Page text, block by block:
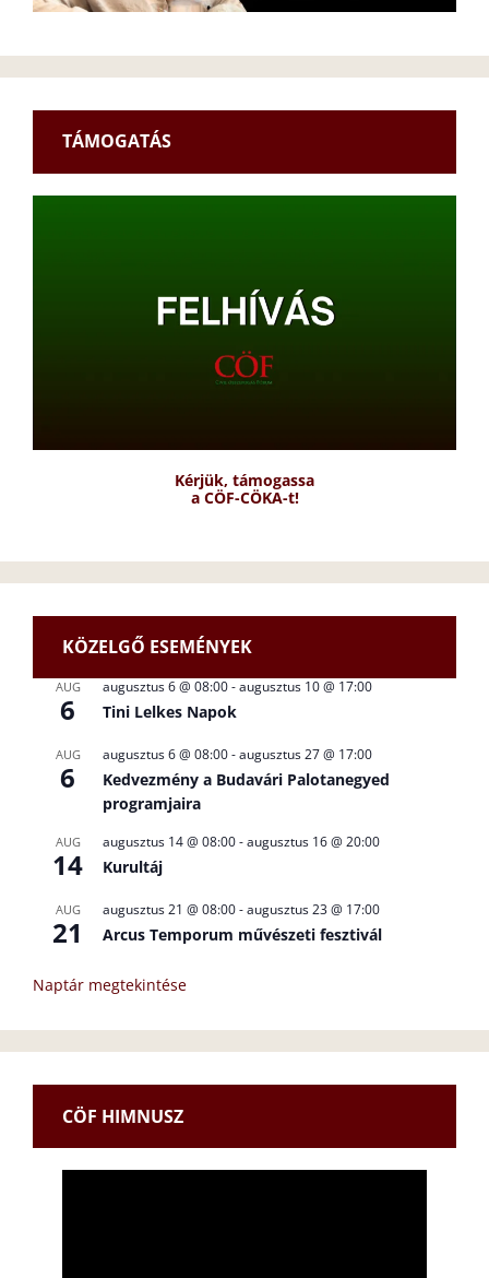
TÁMOGATÁS
Kérjük, támogassa
a CÖF-CÖKA-t!
KÖZELGŐ ESEMÉNYEK
AUG
6
augusztus 6 @ 08:00-augusztus 10 @ 17:00
Tini Lelkes Napok
AUG
6
augusztus 6 @ 08:00-augusztus 27 @ 17:00
Kedvezmény a Budavári Palotanegyed
programjaira
AUG
14
augusztus 14 @ 08:00-augusztus 16 @ 20:00
Kurultáj
AUG
21
augusztus 21 @ 08:00-augusztus 23 @ 17:00
Arcus Temporum művészeti fesztivál
Naptár megtekintése
CÖF HIMNUSZ